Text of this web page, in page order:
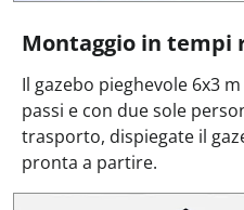
Montaggio in tempi
Il gazebo pieghevole 6x3
passi e con due sole
trasporto, dispiegate il
pronta a partire.